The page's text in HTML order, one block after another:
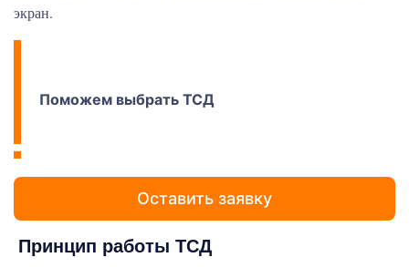
экран.
Поможем выбрать ТСД
Оставить заявку
Принцип работы ТСД